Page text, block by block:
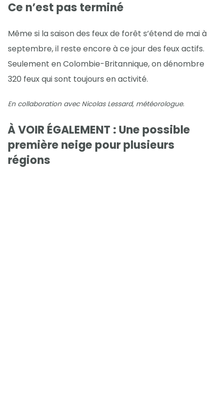
Ce n’est pas terminé
Même si la saison des feux de forêt s’étend de mai à
septembre, il reste encore à ce jour des feux actifs.
Seulement en Colombie-Britannique, on dénombre
320 feux qui sont toujours en activité.
En collaboration avec Nicolas Lessard, météorologue.
À VOIR ÉGALEMENT : Une possible
première neige pour plusieurs
régions